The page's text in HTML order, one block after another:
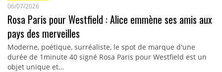
06/07/2026
Rosa Paris pour Westfield : Alice emmène ses amis aux
pays des merveilles
Moderne, poétique, surréaliste, le spot de marque d'une
durée de 1minute 40 signé Rosa Paris pour Westfield est un
objet unique et…